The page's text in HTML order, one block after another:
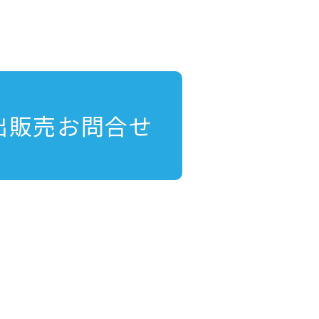
販売お問合せ